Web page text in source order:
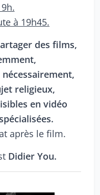
à 19h45.
des films,
religieux,
en vidéo
après le film.
Didier You.